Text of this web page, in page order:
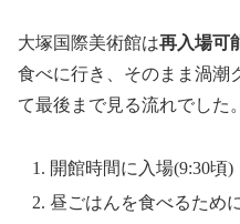
大塚国際美術館は再入場可
食べに行き、そのまま渦潮
て最後まで見る流れでした。
開館時間に入場(9:30頃)
昼ごはんを食べるため